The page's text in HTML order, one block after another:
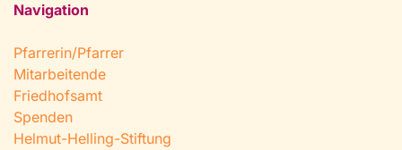
Navigation
Pfarrerin/Pfarrer
Mitarbeitende
Friedhofsamt
Spenden
Helmut-Helling-Stiftung